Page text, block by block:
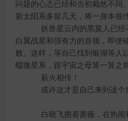
问题的心态已经和当初截然不同
新太阳系多留几天，将一身本领
妖兽星云内的黒翼人已经
白翼战星和强有力的首领，即便
败。这样，等自己找到银湖等人
蠕微星系，跟宇宙之母算一算之
薪火相传！
或许这才是自己来到这个
白晓飞拥着蔷薇，在热闹